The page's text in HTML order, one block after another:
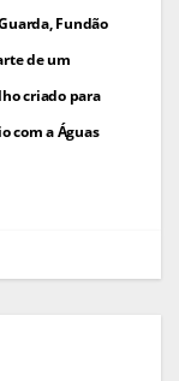
Fundão
de um
criado para
com a Águas